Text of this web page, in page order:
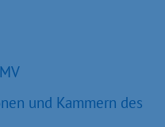
und Kammern des